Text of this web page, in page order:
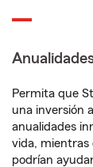
Permita que
una inversión
anualidades
vida, mientras
podrían